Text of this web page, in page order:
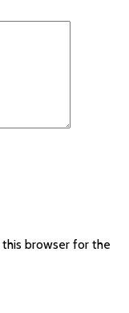
browser for the